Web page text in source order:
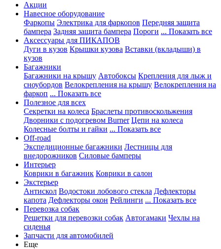
Акции
Навесное оборудование
Фаркопы Электрика для фаркопов Передняя защита
бампера Задняя защита бампера Пороги ... Показать все
Аксессуары для ПИКАПОВ
Дуги в кузов Крышки кузова Вставки (вкладыши) в
кузов
Багажники
Багажники на крышу Автобоксы Крепления для лыж и
сноубордов Велокрепления на крышу Велокрепления на
фаркоп ... Показать все
Полезное для всех
Секретки на колеса Браслеты противоскольжения
Дворники с подогревом Burner Цепи на колеса
Колесные болты и гайки ... Показать все
Off-road
Экспедиционные багажники Лестницы для
внедорожников Силовые бамперы
Интерьер
Коврики в багажник Коврики в салон
Экстерьер
Антискол Водостоки лобового стекла Дефлекторы
капота Дефлекторы окон Рейлинги ... Показать все
Перевозка собак
Решетки для перевозки собак Автогамаки Чехлы на
сиденья
Запчасти для автомобилей
Еще